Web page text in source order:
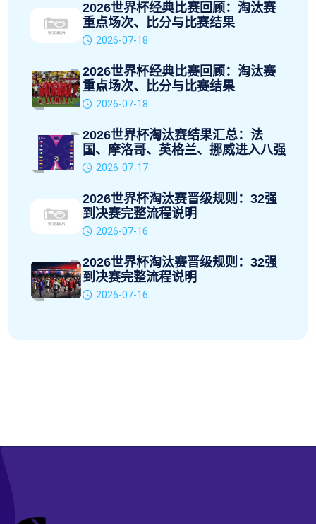
2026世界杯经典比赛回顾：淘汰赛
重点场次、比分与比赛结果
2026-07-18
2026世界杯经典比赛回顾：淘汰赛
重点场次、比分与比赛结果
2026-07-18
2026世界杯淘汰赛结果汇总：法
国、摩洛哥、英格兰、挪威进入八强
2026-07-17
2026世界杯淘汰赛晋级规则：32强
到决赛完整流程说明
2026-07-16
2026世界杯淘汰赛晋级规则：32强
到决赛完整流程说明
2026-07-16